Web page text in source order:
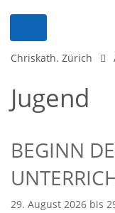
Chriskath. Zürich
Jugend
BEGINN
29. August 2026 bis